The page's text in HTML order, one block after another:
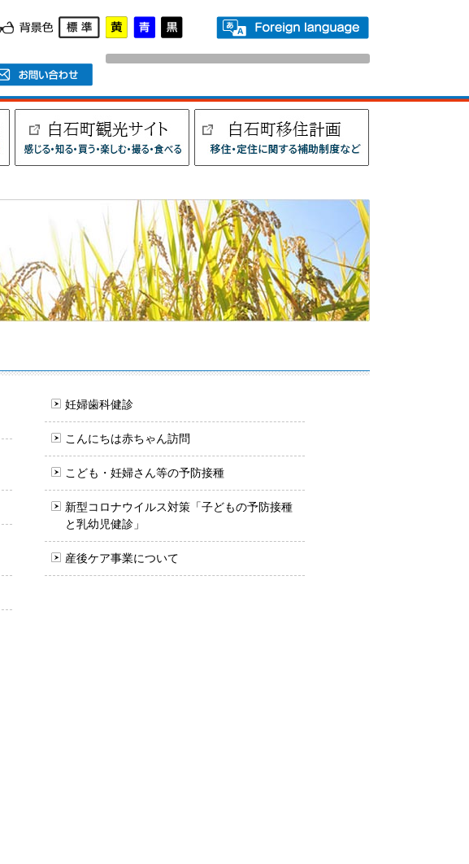
妊婦歯科健診
こんにちは赤ちゃん訪問
こども・妊婦さん等の予防接種
新型コロナウイルス対策「子どもの予防接種
と乳幼児健診」
産後ケア事業について